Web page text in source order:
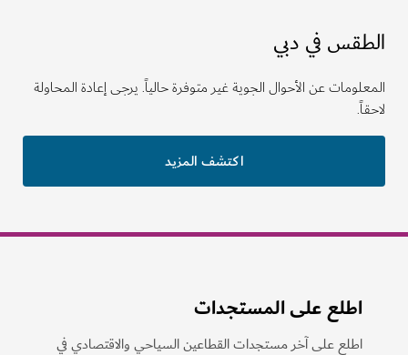
في دبي
عن الأحوال الجوية غير متوفرة حالياً. يرجى إعادة المحاولة
اكتشف المزيد
اطلع على المستجدات
اطلع على آخر مستجدات القطاعين السياحي والاقتصادي في